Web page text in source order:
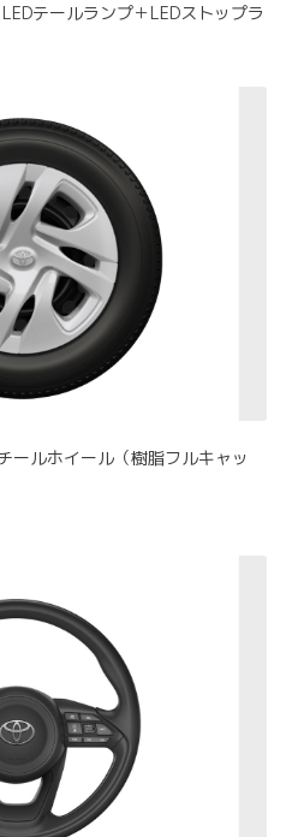
テールランプ＋LEDストップラ
ルホイール（樹脂フルキャッ